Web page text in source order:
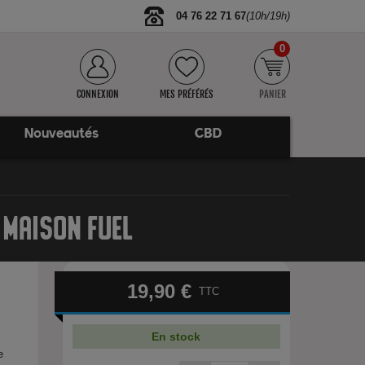
04 76 22 71 67(10h/19h)
CONNEXION MES PRÉFÉRÉS PANIER
0
Nouveautés CBD
FUEL
19,90 € TTC
En stock